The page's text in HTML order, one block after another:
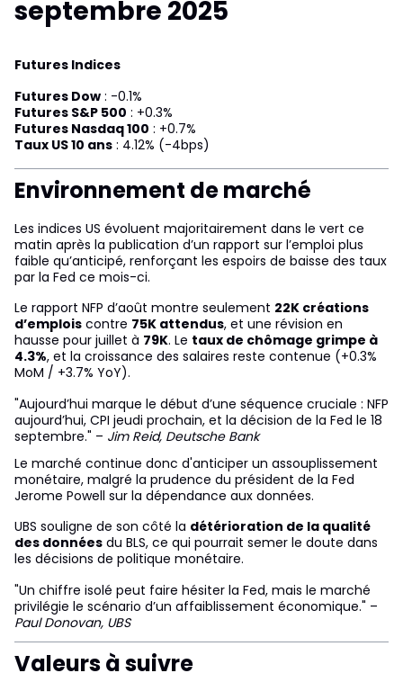
septembre 2025
Futures Indices
Futures Dow : -0.1%
Futures S&P 500 : +0.3%
Futures Nasdaq 100 : +0.7%
Taux US 10 ans : 4.12% (-4bps)
Environnement de marché
Les indices US évoluent majoritairement dans le vert ce
matin après la publication d’un rapport sur l’emploi plus
faible qu’anticipé, renforçant les espoirs de baisse des taux
par la Fed ce mois-ci.
Le rapport NFP d’août montre seulement 22K créations
d’emplois contre 75K attendus, et une révision en
hausse pour juillet à 79K. Le taux de chômage grimpe à
4.3%, et la croissance des salaires reste contenue (+0.3%
MoM / +3.7% YoY).
"Aujourd’hui marque le début d’une séquence cruciale : NFP
aujourd’hui, CPI jeudi prochain, et la décision de la Fed le 18
septembre." – Jim Reid, Deutsche Bank
Le marché continue donc d'anticiper un assouplissement
monétaire, malgré la prudence du président de la Fed
Jerome Powell sur la dépendance aux données.
UBS souligne de son côté la détérioration de la qualité
des données du BLS, ce qui pourrait semer le doute dans
les décisions de politique monétaire.
"Un chiffre isolé peut faire hésiter la Fed, mais le marché
privilégie le scénario d’un affaiblissement économique." –
Paul Donovan, UBS
Valeurs à suivre